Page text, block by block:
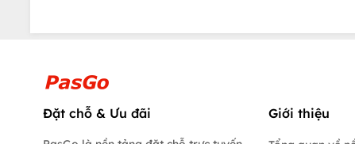
Đặt chỗ & Ưu đãi Giới thiệu